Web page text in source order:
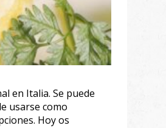
en Italia. Se puede
usarse como
Hoy os